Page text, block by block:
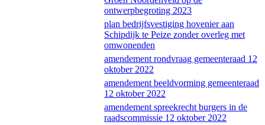
ontwerpbegroting 2023
plan bedrijfsvestiging hovenier aan
Schipdijk te Peize zonder overleg met
omwonenden
amendement rondvraag gemeenteraad 12
oktober 2022
amendement beeldvorming gemeenteraad
12 oktober 2022
amendement spreekrecht burgers in de
raadscommissie 12 oktober 2022